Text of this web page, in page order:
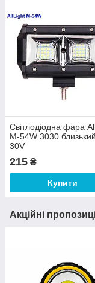
Світлодіодна фара
M-54W 3030
30V
215 ₴
Купити
Акційні